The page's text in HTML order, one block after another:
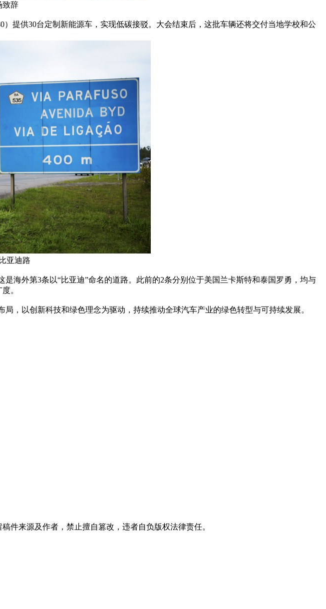
致辞
提供30台定制新能源车，实现低碳接驳。大会结束后，这批车辆还将交付当地学校和公
亚迪路
海外第3条以“比亚迪”命名的道路。此前的2条分别位于美国兰卡斯特和泰国罗勇，均与
。
以创新科技和绿色理念为驱动，持续推动全球汽车产业的绿色转型与可持续发展。
件来源及作者，禁止擅自篡改，违者自负版权法律责任。